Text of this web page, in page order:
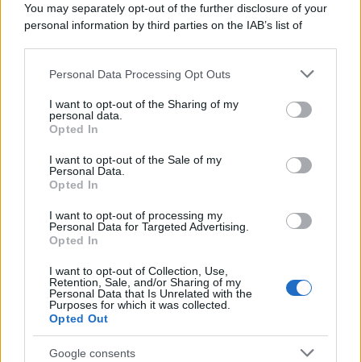
You may separately opt-out of the further disclosure of your
personal information by third parties on the IAB’s list of
This information may also be disclosed by us to third parties
disclose it to other third parties.
Please note that this website/app uses one or more Google
services and may gather and store information including but
not limited to your visit or usage behaviour. You may click to
grant or deny consent to Google and its third-party tags to
consent section.
Personal Data Processing Opt Outs
I want to opt-out of the Sharing of my
personal data.
Opted In
I want to opt-out of the Sale of my
Personal Data.
Opted In
I want to opt-out of processing my
Personal Data for Targeted Advertising.
Opted In
I want to opt-out of Collection, Use,
Retention, Sale, and/or Sharing of my
Personal Data that Is Unrelated with the
Purposes for which it was collected.
Opted Out
Google consents
FRASI
Frasi celebri
Frasi da condividere
Poesie